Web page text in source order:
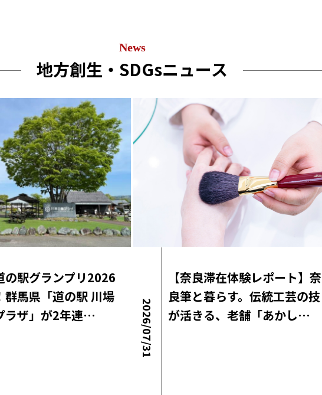
News
地方創生・SDGsニュース
の駅グランプリ2026
群馬県「道の駅 川場
ラザ」が2年連…
2026/07/31
【奈良滞在体験レポート】奈
良筆と暮らす。伝統工芸の技
が活きる、老舗「あかし…